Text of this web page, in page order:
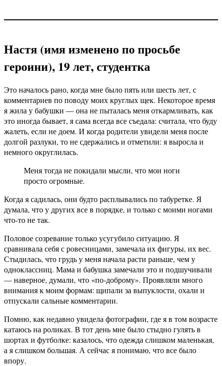
Настя (имя изменено по просьбе
героини), 19 лет, студентка
Это началось рано, когда мне было пять или шесть лет, с
комментариев по поводу моих круглых щек. Некоторое время
я жила у бабушки — она не пыталась меня откармливать, как
это иногда бывает, я сама всегда все съедала: считала, что буду
жалеть, если не доем. И когда родители увидели меня после
долгой разлуки, то не сдержались и отметили: я выросла и
немного округлилась.
Меня тогда не покидали мысли, что мои ноги
просто огромные.
Когда я садилась, они будто расплывались по табуретке. Я
думала, что у других все в порядке, и только с моими ногами
что-то не так.
Половое созревание только усугубило ситуацию. Я
сравнивала себя с ровесницами, замечала их фигуры, их вес.
Стыдилась, что грудь у меня начала расти раньше, чем у
одноклассниц. Мама и бабушка замечали это и подшучивали
— наверное, думали, что «по-доброму». Проявляли много
внимания к моим формам: щипали за выпуклости, охали и
отпускали сальные комментарии.
Помню, как недавно увидела фотографии, где я в том возрасте
катаюсь на роликах. В тот день мне было стыдно гулять в
шортах и футболке: казалось, что одежда слишком маленькая,
а я слишком большая. А сейчас я понимаю, что все было
впору.